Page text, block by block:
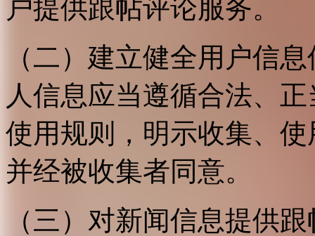
户提供跟帖评论服务。
（二）建立健全用户信
人信息应当遵循合法、
使用规则，明示收集、
并经被收集者同意。
（三）对新闻信息提供